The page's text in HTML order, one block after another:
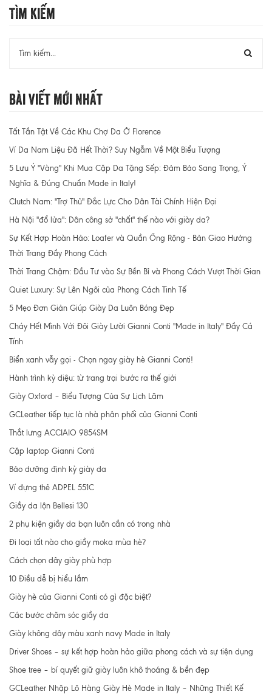
Tìm Kiếm
Bài Viết Mới Nhất
Tất Tần Tật Về Các Khu Chợ Da Ở Florence
Ví Da Nam Liệu Đã Hết Thời? Suy Ngẫm Về Một Biểu Tượng
5 Lưu Ý "Vàng" Khi Mua Cặp Da Tặng Sếp: Đảm Bảo Sang Trọng, Ý
Nghĩa & Đúng Chuẩn Made in Italy!
Clutch Nam: "Trợ Thủ" Đắc Lực Cho Dân Tài Chính Hiện Đại
Hà Nội "đổ lửa": Dân công sở "chất" thế nào với giày da?
Sự Kết Hợp Hoàn Hảo: Loafer và Quần Ống Rộng - Bản Giao Hưởng
Thời Trang Đầy Phong Cách
Thời Trang Chậm: Đầu Tư vào Sự Bền Bỉ và Phong Cách Vượt Thời Gian
Quiet Luxury: Sự Lên Ngôi của Phong Cách Tinh Tế
5 Mẹo Đơn Giản Giúp Giày Da Luôn Bóng Đẹp
Cháy Hết Mình Với Đôi Giày Lười Gianni Conti "Made in Italy" Đầy Cá
Tính
Biển xanh vẫy gọi - Chọn ngay giày hè Gianni Conti!
Hành trình kỳ diệu: từ trang trại bước ra thế giới
Giày Oxford – Biểu Tượng Của Sự Lịch Lãm
GCLeather tiếp tục là nhà phân phối của Gianni Conti
Thắt lưng ACCIAIO 9854SM
Cặp laptop Gianni Conti
Bảo dưỡng định kỳ giày da
Ví đựng thẻ ADPEL 551C
Giầy da lộn Bellesi 130
2 phụ kiện giầy da bạn luôn cần có trong nhà
Đi loại tất nào cho giầy moka mùa hè?
Cách chọn dây giày phù hợp
10 Điều dễ bị hiểu lầm
Giày hè của Gianni Conti có gì đặc biệt?
Các bước chăm sóc giầy da
Giày không dây màu xanh navy Made in Italy
Driver Shoes – sự kết hợp hoàn hảo giữa phong cách và sự tiện dụng
Shoe tree – bí quyết giữ giày luôn khô thoáng & bền đẹp
GCLeather Nhập Lô Hàng Giày Hè Made in Italy – Những Thiết Kế